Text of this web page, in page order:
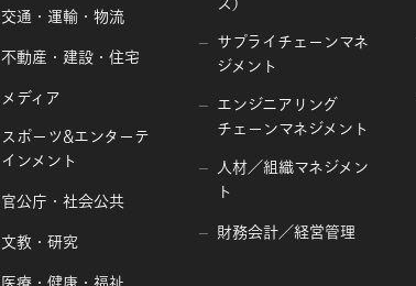
交通・運輸・物流
不動産・建設・住宅
メディア
スポーツ&エンターテ
インメント
官公庁・社会公共
文教・研究
サプライチェーンマネ
ジメント
エンジニアリング
チェーンマネジメント
人材／組織マネジメン
ト
財務会計／経営管理